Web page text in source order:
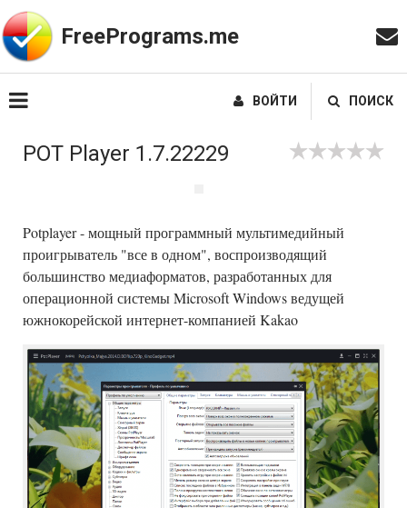
FreePrograms.me
ВОЙТИ ПОИСК
POT Player 1.7.22229
Potplayer - мощный программный мультимедийный
проигрыватель "все в одном", воспроизводящий
большинство медиаформатов, разработанных для
операционной системы Microsoft Windows ведущей
южнокорейской интернет-компанией Kakao